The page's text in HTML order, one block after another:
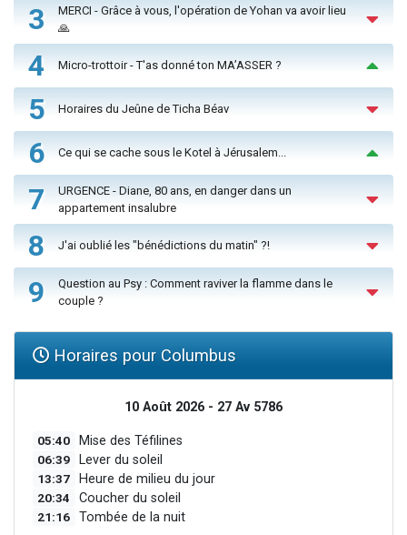
3
MERCI - Grâce à vous, l'opération de Yohan va avoir lieu
🙏
4 Micro-trottoir - T'as donné ton MA’ASSER ?
5 Horaires du Jeûne de Ticha Béav
6 Ce qui se cache sous le Kotel à Jérusalem...
7
URGENCE - Diane, 80 ans, en danger dans un
appartement insalubre
8 J'ai oublié les "bénédictions du matin" ?!
9
Question au Psy : Comment raviver la flamme dans le
couple ?
Horaires pour Columbus
10 Août 2026 - 27 Av 5786
05:40 Mise des Téfilines
06:39 Lever du soleil
13:37 Heure de milieu du jour
20:34 Coucher du soleil
21:16 Tombée de la nuit